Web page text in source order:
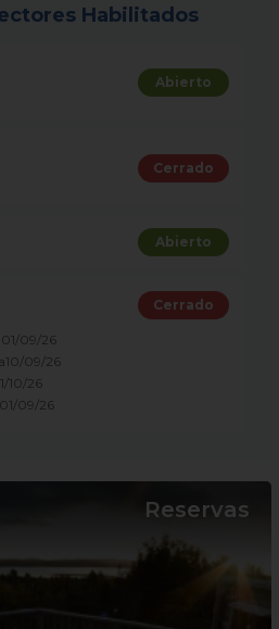
Habilitados
Abierto
Cerrado
Abierto
09/26
09/26
10/26
09/26
Cerrado
Reservas